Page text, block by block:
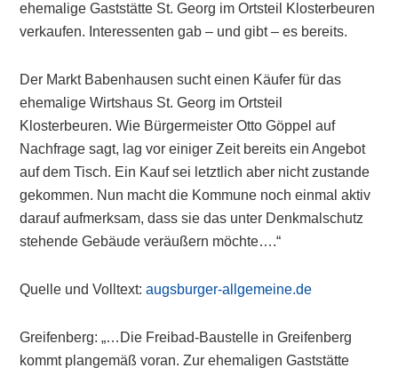
ehemalige Gaststätte St. Georg im Ortsteil Klosterbeuren
verkaufen. Interessenten gab – und gibt – es bereits.
Der Markt Babenhausen sucht einen Käufer für das
ehemalige Wirtshaus St. Georg im Ortsteil
Klosterbeuren. Wie Bürgermeister Otto Göppel auf
Nachfrage sagt, lag vor einiger Zeit bereits ein Angebot
auf dem Tisch. Ein Kauf sei letztlich aber nicht zustande
gekommen. Nun macht die Kommune noch einmal aktiv
darauf aufmerksam, dass sie das unter Denkmalschutz
stehende Gebäude veräußern möchte….“
Quelle und Volltext:augsburger-allgemeine.de
Greifenberg: „…Die Freibad-Baustelle in Greifenberg
kommt plangemäß voran. Zur ehemaligen Gaststätte